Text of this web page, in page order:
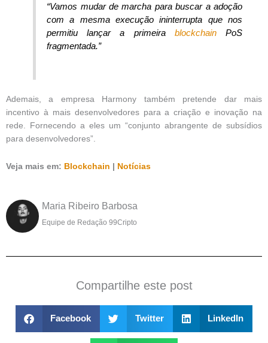
“Vamos mudar de marcha para buscar a adoção
com a mesma execução ininterrupta que nos
permitiu lançar a primeira blockchainPoS
fragmentada.”
Ademais, a empresa Harmony também pretende dar mais
incentivo à mais desenvolvedores para a criação e inovação na
rede. Fornecendo a eles um “conjunto abrangente de subsídios
para desenvolvedores”.
Veja mais em: Blockchain Notícias
Maria Ribeiro Barbosa
Equipe de Redação 99Cripto
Compartilhe este post
Facebook Twitter LinkedIn